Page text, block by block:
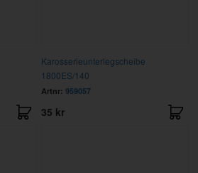
Karosserieunterlegscheibe
1800ES/140
Artnr: 959057
35 kr